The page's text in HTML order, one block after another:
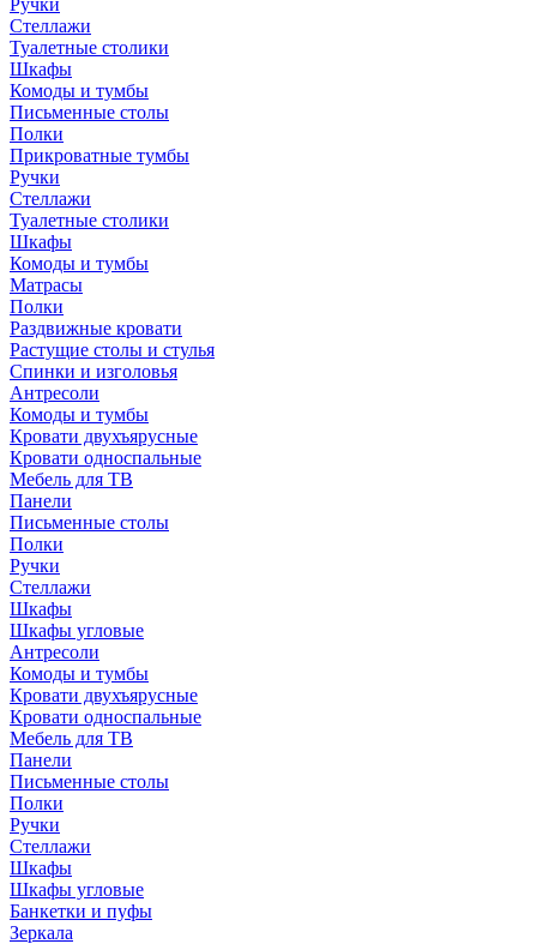
Стеллажи
Туалетные столики
Шкафы
Комоды и тумбы
Письменные столы
Полки
Прикроватные тумбы
Ручки
Стеллажи
Туалетные столики
Шкафы
Комоды и тумбы
Матрасы
Полки
Раздвижные кровати
Растущие столы и стулья
Спинки и изголовья
Антресоли
Комоды и тумбы
Кровати двухъярусные
Кровати односпальные
Мебель для ТВ
Панели
Письменные столы
Полки
Ручки
Стеллажи
Шкафы
Шкафы угловые
Антресоли
Комоды и тумбы
Кровати двухъярусные
Кровати односпальные
Мебель для ТВ
Панели
Письменные столы
Полки
Ручки
Стеллажи
Шкафы
Шкафы угловые
Банкетки и пуфы
Зеркала